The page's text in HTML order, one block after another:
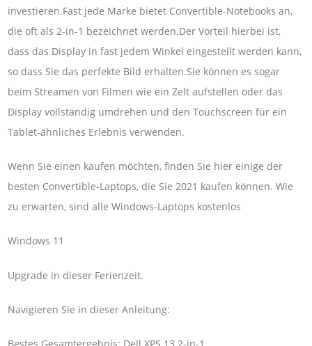
investieren.Fast jede Marke bietet Convertible-Notebooks an,
die oft als 2-in-1 bezeichnet werden.Der Vorteil hierbei ist,
dass das Display in fast jedem Winkel eingestellt werden kann,
so dass Sie das perfekte Bild erhalten.Sie können es sogar
beim Streamen von Filmen wie ein Zelt aufstellen oder das
Display vollständig umdrehen und den Touchscreen für ein
Tablet-ähnliches Erlebnis verwenden.
Wenn Sie einen kaufen möchten, finden Sie hier einige der
besten Convertible-Laptops, die Sie 2021 kaufen können. Wie
zu erwarten, sind alle Windows-Laptops kostenlos
Windows 11
Upgrade in dieser Ferienzeit.
Navigieren Sie in dieser Anleitung: